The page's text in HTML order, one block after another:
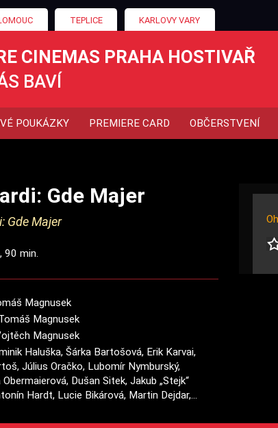
TEPLICE KARLOVY VARY
CINEMAS PRAHA HOSTIVAŘ
BAVÍ
POUKÁZKY PREMIERE CARD OBČERSTVENÍ
Gde Majer
Gde Majer
90 min.
Magnusek
Magnusek
Magnusek
Haluška, Šárka Bartošová, Erik Karvai,
Július Oračko, Lubomír Nymburský,
Dušan Sitek, Jakub „Stejk“
Hardt, Lucie Bikárová, Martin Dejdar,...